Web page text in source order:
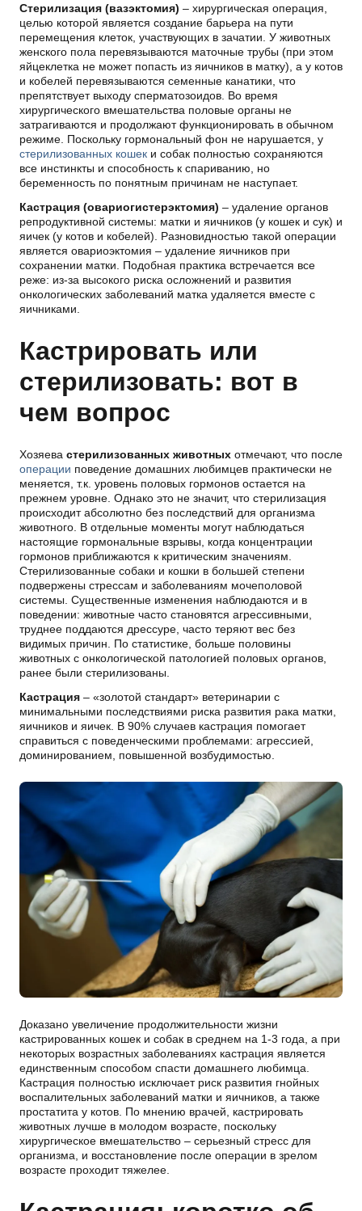
Стерилизация (вазэктомия) – хирургическая операция,
целью которой является создание барьера на пути
перемещения клеток, участвующих в зачатии. У животных
женского пола перевязываются маточные трубы (при этом
яйцеклетка не может попасть из яичников в матку), а у котов
и кобелей перевязываются семенные канатики, что
препятствует выходу сперматозоидов. Во время
хирургического вмешательства половые органы не
затрагиваются и продолжают функционировать в обычном
режиме. Поскольку гормональный фон не нарушается, у
стерилизованных кошек и собак полностью сохраняются
все инстинкты и способность к спариванию, но
беременность по понятным причинам не наступает.
Кастрация (овариогистерэктомия) – удаление органов
репродуктивной системы: матки и яичников (у кошек и сук) и
яичек (у котов и кобелей). Разновидностью такой операции
является овариоэктомия – удаление яичников при
сохранении матки. Подобная практика встречается все
реже: из-за высокого риска осложнений и развития
онкологических заболеваний матка удаляется вместе с
яичниками.
Кастрировать или
стерилизовать: вот в
чем вопрос
Хозяева стерилизованных животных отмечают, что после
операции поведение домашних любимцев практически не
меняется, т.к. уровень половых гормонов остается на
прежнем уровне. Однако это не значит, что стерилизация
происходит абсолютно без последствий для организма
животного. В отдельные моменты могут наблюдаться
настоящие гормональные взрывы, когда концентрации
гормонов приближаются к критическим значениям.
Стерилизованные собаки и кошки в большей степени
подвержены стрессам и заболеваниям мочеполовой
системы. Существенные изменения наблюдаются и в
поведении: животные часто становятся агрессивными,
труднее поддаются дрессуре, часто теряют вес без
видимых причин. По статистике, больше половины
животных с онкологической патологией половых органов,
ранее были стерилизованы.
Кастрация – «золотой стандарт» ветеринарии с
минимальными последствиями риска развития рака матки,
яичников и яичек. В 90% случаев кастрация помогает
справиться с поведенческими проблемами: агрессией,
доминированием, повышенной возбудимостью.
Доказано увеличение продолжительности жизни
кастрированных кошек и собак в среднем на 1-3 года, а при
некоторых возрастных заболеваниях кастрация является
единственным способом спасти домашнего любимца.
Кастрация полностью исключает риск развития гнойных
воспалительных заболеваний матки и яичников, а также
простатита у котов. По мнению врачей, кастрировать
животных лучше в молодом возрасте, поскольку
хирургическое вмешательство – серьезный стресс для
организма, и восстановление после операции в зрелом
возрасте проходит тяжелее.